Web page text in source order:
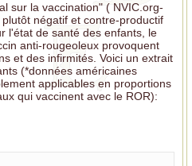
sur la vaccination" ( NVIC.org-
négatif et contre-productif
l'état de santé des enfants, le
anti-rougeoleux provoquent
et des infirmités. Voici un extrait
(*données américaines
applicables en proportions
qui vaccinent avec le ROR):